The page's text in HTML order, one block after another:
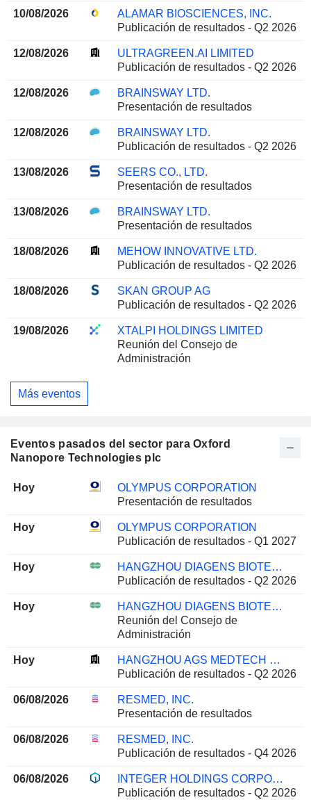
10/08/2026
ALAMAR BIOSCIENCES, INC.
Publicación de resultados - Q2 2026
12/08/2026
ULTRAGREEN.AI LIMITED
Publicación de resultados - Q2 2026
12/08/2026
BRAINSWAY LTD.
Presentación de resultados
12/08/2026
BRAINSWAY LTD.
Publicación de resultados - Q2 2026
13/08/2026
SEERS CO., LTD.
Presentación de resultados
13/08/2026
BRAINSWAY LTD.
Presentación de resultados
18/08/2026
MEHOW INNOVATIVE LTD.
Publicación de resultados - Q2 2026
18/08/2026
SKAN GROUP AG
Publicación de resultados - Q2 2026
19/08/2026
XTALPI HOLDINGS LIMITED
Reunión del Consejo de
Administración
Más eventos
Eventos pasados del sector para Oxford
Nanopore Technologies plc
Hoy
OLYMPUS CORPORATION
Presentación de resultados
Hoy
OLYMPUS CORPORATION
Publicación de resultados - Q1 2027
Hoy
HANGZHOU DIAGENS BIOTECHNOLOGY CO., LTD.
Publicación de resultados - Q2 2026
Hoy
HANGZHOU DIAGENS BIOTECHNOLOGY CO., LTD.
Reunión del Consejo de
Administración
Hoy
HANGZHOU AGS MEDTECH CO., LTD.
Publicación de resultados - Q2 2026
06/08/2026
RESMED, INC.
Presentación de resultados
06/08/2026
RESMED, INC.
Publicación de resultados - Q4 2026
06/08/2026
INTEGER HOLDINGS CORPORATION
Publicación de resultados - Q2 2026